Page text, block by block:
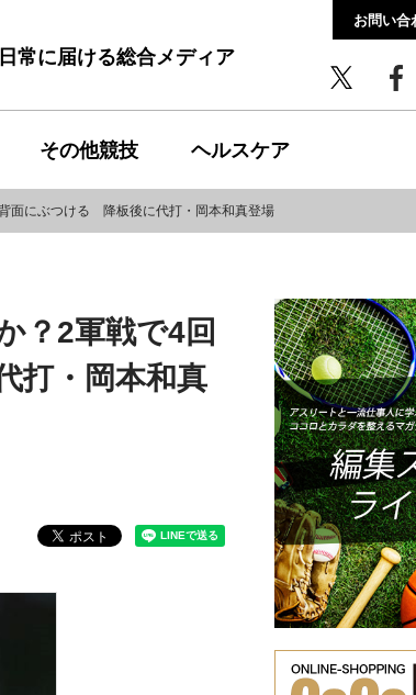
常に届ける総合メディア
お問い合
その他競技 ヘルスケア
面にぶつける 降板後に代打・岡本和真登場
？2軍戦で4回
打・岡本和真